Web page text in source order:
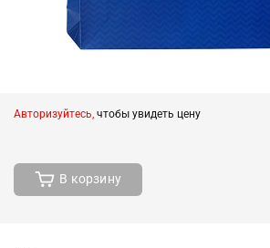
Авторизуйтесь, чтобы увидеть цену
В корзину